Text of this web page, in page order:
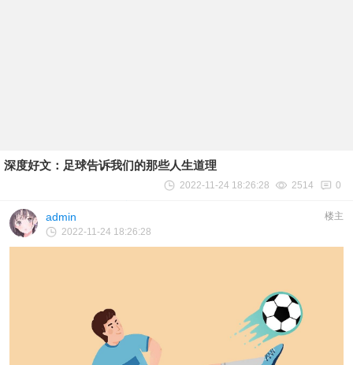
深度好文：足球告诉我们的那些人生道理
2022-11-24 18:26:28 2514 0
admin
楼主
2022-11-24 18:26:28